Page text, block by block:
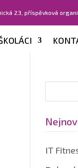
23, příspěvková
IT